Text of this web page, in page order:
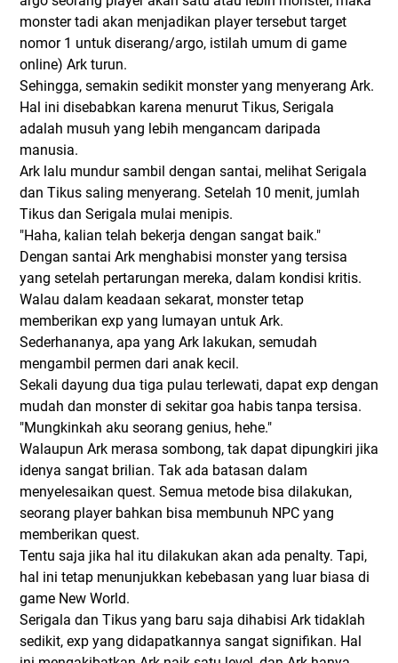
monster tadi akan menjadikan player tersebut target
nomor 1 untuk diserang/argo, istilah umum di game
online) Ark turun.
Sehingga, semakin sedikit monster yang menyerang Ark.
Hal ini disebabkan karena menurut Tikus, Serigala
adalah musuh yang lebih mengancam daripada
manusia.
Ark lalu mundur sambil dengan santai, melihat Serigala
dan Tikus saling menyerang. Setelah 10 menit, jumlah
Tikus dan Serigala mulai menipis.
"Haha, kalian telah bekerja dengan sangat baik."
Dengan santai Ark menghabisi monster yang tersisa
yang setelah pertarungan mereka, dalam kondisi kritis.
Walau dalam keadaan sekarat, monster tetap
memberikan exp yang lumayan untuk Ark.
Sederhananya, apa yang Ark lakukan, semudah
mengambil permen dari anak kecil.
Sekali dayung dua tiga pulau terlewati, dapat exp dengan
mudah dan monster di sekitar goa habis tanpa tersisa.
"Mungkinkah aku seorang genius, hehe."
Walaupun Ark merasa sombong, tak dapat dipungkiri jika
idenya sangat brilian. Tak ada batasan dalam
menyelesaikan quest. Semua metode bisa dilakukan,
seorang player bahkan bisa membunuh NPC yang
memberikan quest.
Tentu saja jika hal itu dilakukan akan ada penalty. Tapi,
hal ini tetap menunjukkan kebebasan yang luar biasa di
game New World.
Serigala dan Tikus yang baru saja dihabisi Ark tidaklah
sedikit, exp yang didapatkannya sangat signifikan. Hal